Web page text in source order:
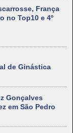
França
no Top10 e 4º
de Ginástica
Gonçalves
em São Pedro